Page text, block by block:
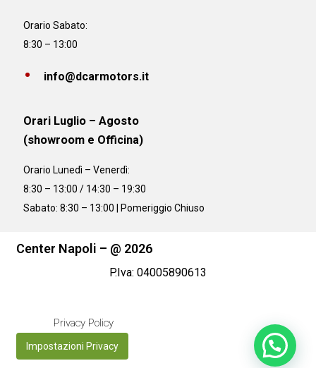
Orario Sabato:
8:30 – 13:00
info@dcarmotors.it
Orari Luglio – Agosto
(showroom e Officina)
Orario Lunedì – Venerdì:
8:30 – 13:00 / 14:30 – 19:30
Sabato: 8:30 – 13:00 | Pomeriggio Chiuso
Center Napoli – @ 2026
P.Iva: 04005890613
Privacy Policy
Impostazioni Privacy